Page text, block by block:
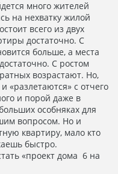
много жителей
на нехватку жилой
всего из двух
достаточно. С
больше, а места
С ростом
возрастают. Но,
«разлетаются» с отчего
и порой даже в
особняках для
вопросом. Но и
квартиру, мало кто
быстро.
«проект дома 6 на